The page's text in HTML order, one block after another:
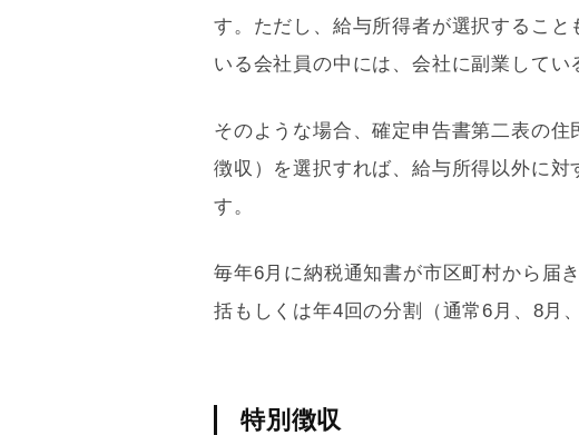
す。ただし、給与所得者が選択するこ
いる会社員の中には、会社に副業してい
そのような場合、確定申告書第二表の
徴収）を選択すれば、給与所得以外に
す。
毎年6月に納税通知書が市区町村から届
括もしくは年4回の分割（通常6月、8月
特別徴収